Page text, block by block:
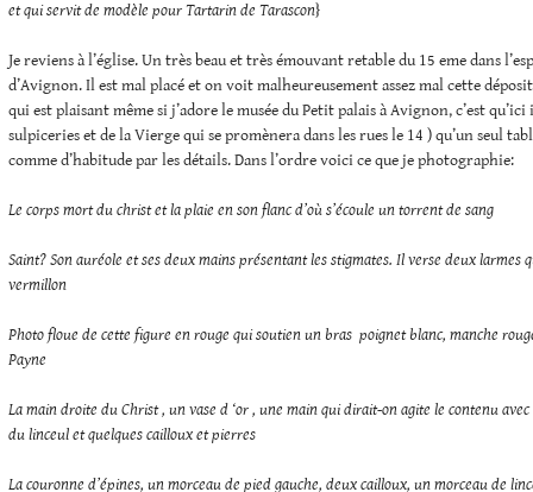
et qui servit de modèle pour Tartarin de Tarascon}
Je reviens à l’église. Un très beau et très émouvant retable du 15 eme dans
d’Avignon. Il est mal placé et on voit malheureusement assez mal cette
qui est plaisant même si j’adore le musée du Petit palais à Avignon, c’est qu’ici
sulpiceries et de la Vierge qui se promènera dans les rues le 14 ) qu’un seul
comme d’habitude par les détails. Dans l’ordre voici ce que je photographie:
Le corps mort du christ et la plaie en son flanc d’où s’écoule un torrent de sang
Saint? Son auréole et ses deux mains présentant les stigmates. Il verse deux larmes
vermillon
Photo floue de cette figure en rouge qui soutien un bras poignet blanc, manche
Payne
La main droite du Christ , un vase d ‘or , une main qui dirait-on agite le contenu
du linceul et quelques cailloux et pierres
La couronne d’épines, un morceau de pied gauche, deux cailloux, un morceau de